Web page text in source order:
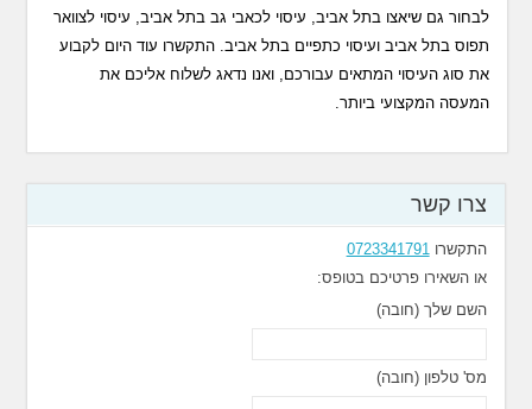
לבחור גם שיאצו בתל אביב, עיסוי לכאבי גב בתל אביב, עיסוי לצוואר
תפוס בתל אביב ועיסוי כתפיים בתל אביב. התקשרו עוד היום לקבוע
את סוג העיסוי המתאים עבורכם, ואנו נדאג לשלוח אליכם את
המעסה המקצועי ביותר.
צרו קשר
התקשרו0723341791
או השאירו פרטיכם בטופס:
השם שלך (חובה)
מס' טלפון (חובה)